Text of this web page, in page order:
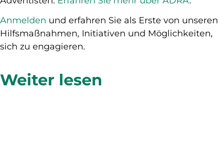
Anmelden und erfahren Sie als Erste von unseren
Hilfsmaßnahmen, Initiativen und Möglichkeiten,
sich zu engagieren.
Weiter lesen